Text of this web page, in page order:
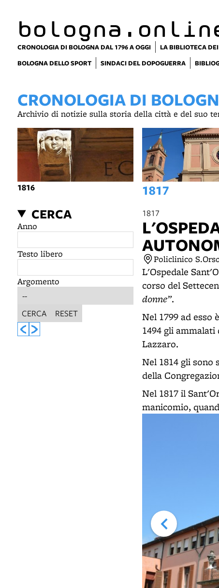
CRONOLOGIA DI BOLOGNA DAL 1796 A OGGI LA BIBLIOTECA
BOLOGNA DELLO SPORT
SINDACI DEL DOPOGUERRA
CRONOLOGIA DI
Archivio di notizie sulla storia della città e del suo
1816 1817
CERCA
Anno
Testo libero
Argomento
CERCA RESET
1817
Policlinico
L'Ospedale
corso del
donne”.
Nel 1799 ad esso
1494 gli ammalati
Lazzaro.
Nel 1814 gli sono
della
Nel 1817 il
manicomio,